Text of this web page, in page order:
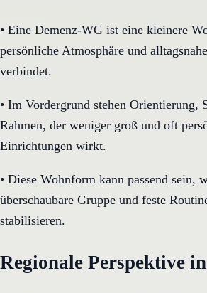
• Eine Demenz-WG ist eine kleinere
persönliche Atmosphäre und
verbindet.
• Im Vordergrund stehen Orientierung,
Rahmen, der weniger groß und oft
Einrichtungen wirkt.
• Diese Wohnform kann passend sein,
überschaubare Gruppe und feste
stabilisieren.
Regionale Perspektive